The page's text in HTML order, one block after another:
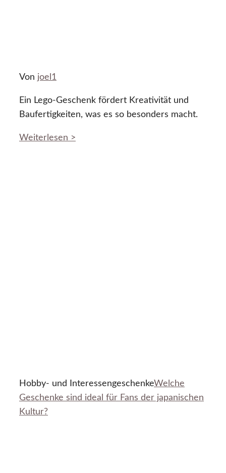
Von joel1
Ein Lego-Geschenk fördert Kreativität und
Baufertigkeiten, was es so besonders macht.
Weiterlesen >
Hobby- und InteressengeschenkeWelche
Geschenke sind ideal für Fans der japanischen
Kultur?